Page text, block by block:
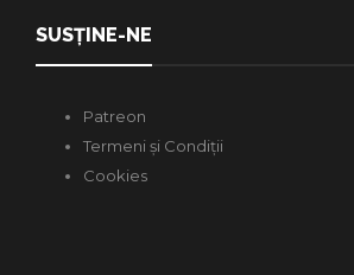
SUSȚINE-NE
Patreon
Termeni și Condiții
Cookies